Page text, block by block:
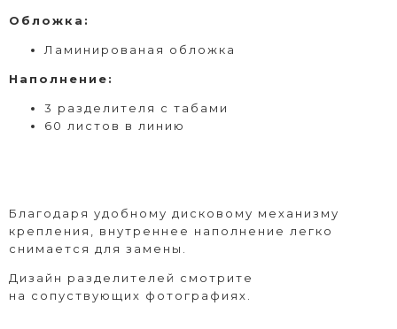
Обложка:
Ламинированая обложка
Наполнение:
3 разделителя с табами
60 листов в линию
Благодаря удобному дисковому механизму
крепления, внутреннее наполнение легко
снимается для замены.
Дизайн разделителей смотрите
на сопуствующих фотографиях.